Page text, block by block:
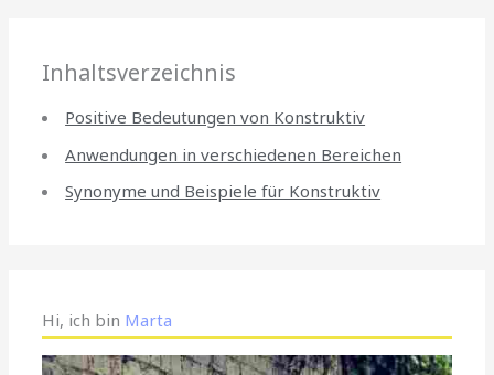
Inhaltsverzeichnis
Positive Bedeutungen von Konstruktiv
Anwendungen in verschiedenen Bereichen
Synonyme und Beispiele für Konstruktiv
Hi, ich bin Marta